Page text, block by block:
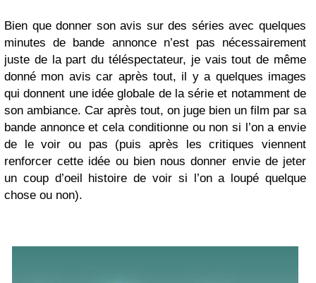
Bien que donner son avis sur des séries avec quelques
minutes de bande annonce n’est pas nécessairement
juste de la part du téléspectateur, je vais tout de même
donné mon avis car après tout, il y a quelques images
qui donnent une idée globale de la série et notamment de
son ambiance. Car après tout, on juge bien un film par sa
bande annonce et cela conditionne ou non si l’on a envie
de le voir ou pas (puis après les critiques viennent
renforcer cette idée ou bien nous donner envie de jeter
un coup d’oeil histoire de voir si l’on a loupé quelque
chose ou non).